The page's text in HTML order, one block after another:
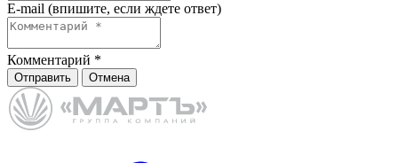
E-mail (впишите, если ждете ответ)
Комментарий *
Отправить Отмена